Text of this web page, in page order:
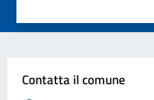
Contatta il comune